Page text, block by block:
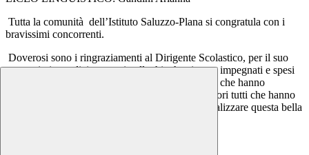
Tutta la comunità dell’Istituto Saluzzo-Plana si congratula con i
bravissimi concorrenti.
Doverosi sono i ringraziamenti al Dirigente Scolastico, per il suo
appoggio incondizionato, ai colleghi, che si sono impegnati e spesi
nella preparazione degli allievi delle classi quinte che hanno
partecipato all’iniziativa, ai tecnici e ai collaboratori tutti che hanno
permesso ancora una volta al nostro Istituto di realizzare questa bella